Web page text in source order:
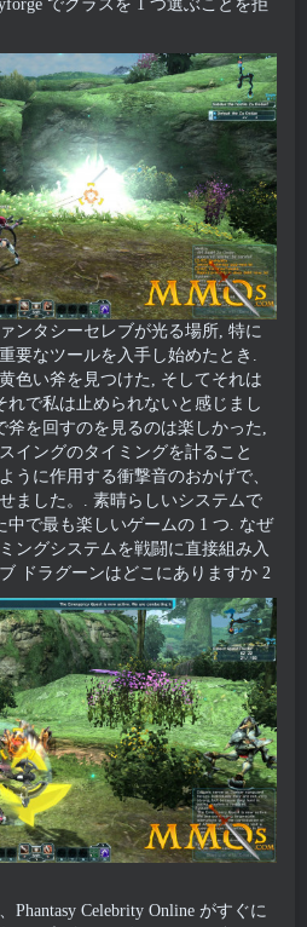
でクラスを 1 つ選ぶことを拒
ンタシーセレブが光る場所, 特に
要なツールを入手し始めたとき.
色い斧を見つけた, そしてそれは
れで私は止められないと感じまし
を回すのを見るのは楽しかった,
イングのタイミングを計ること
うに作用する衝撃音のおかげで、
ました。. 素晴らしいシステムで
中で最も楽しいゲームの 1 つ. なぜ
ングシステムを戦闘に直接組み入
ドラグーンはどこにありますか 2
Phantasy Celebrity Online がすぐに